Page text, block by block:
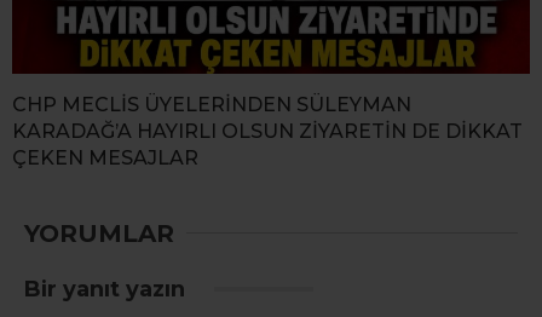
CHP MECLİS ÜYELERİNDEN SÜLEYMAN
KARADAĞ’A HAYIRLI OLSUN ZİYARETİN DE DİKKAT
ÇEKEN MESAJLAR
YORUMLAR
Bir yanıt yazın